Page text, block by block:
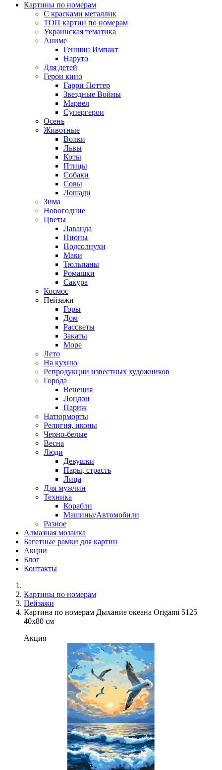
Картины по номерам
С красками металлик
ТОП картин по номерам
Украинская тематика
Аниме
Геншин Импакт
Наруто
Для детей
Герои кино
Гарри Поттер
Звездные Войны
Марвел
Супергерои
Осень
Животные
Волки
Львы
Коты
Птицы
Собаки
Совы
Лошади
Зима
Новогодние
Цветы
Лаванда
Пионы
Подсолнухи
Маки
Тюльпаны
Ромашки
Сакура
Космос
Пейзажи
Горы
Дом
Рассветы
Закаты
Море
Лето
На кухню
Репродукции известных художников
Города
Венеция
Лондон
Париж
Натюрморты
Религия, иконы
Черно-белые
Весна
Люди
Девушки
Пары, страсть
Лица
Для мужчин
Техника
Корабли
Машины/Автомобили
Разное
Алмазная мозаика
Багетные рамки для картин
Акции
Блог
Контакты
Картины по номерам
Пейзажи
Картина по номерам Дыхание океана Origami 5125
40x80 см
Акция